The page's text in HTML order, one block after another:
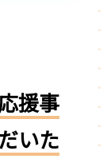
援事
いた